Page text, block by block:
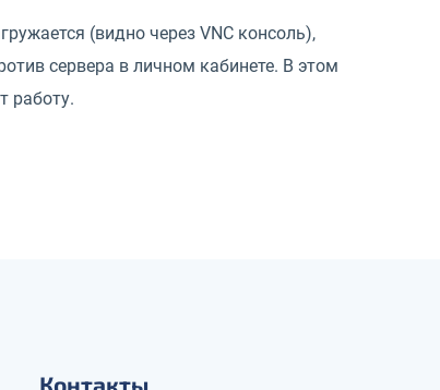
(видно через VNC консоль),
сервера в личном кабинете. В этом
работу.
Контакты